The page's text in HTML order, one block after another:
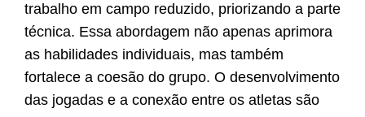
trabalho em campo reduzido, priorizando a parte
técnica. Essa abordagem não apenas aprimora
as habilidades individuais, mas também
fortalece a coesão do grupo. O desenvolvimento
das jogadas e a conexão entre os atletas são